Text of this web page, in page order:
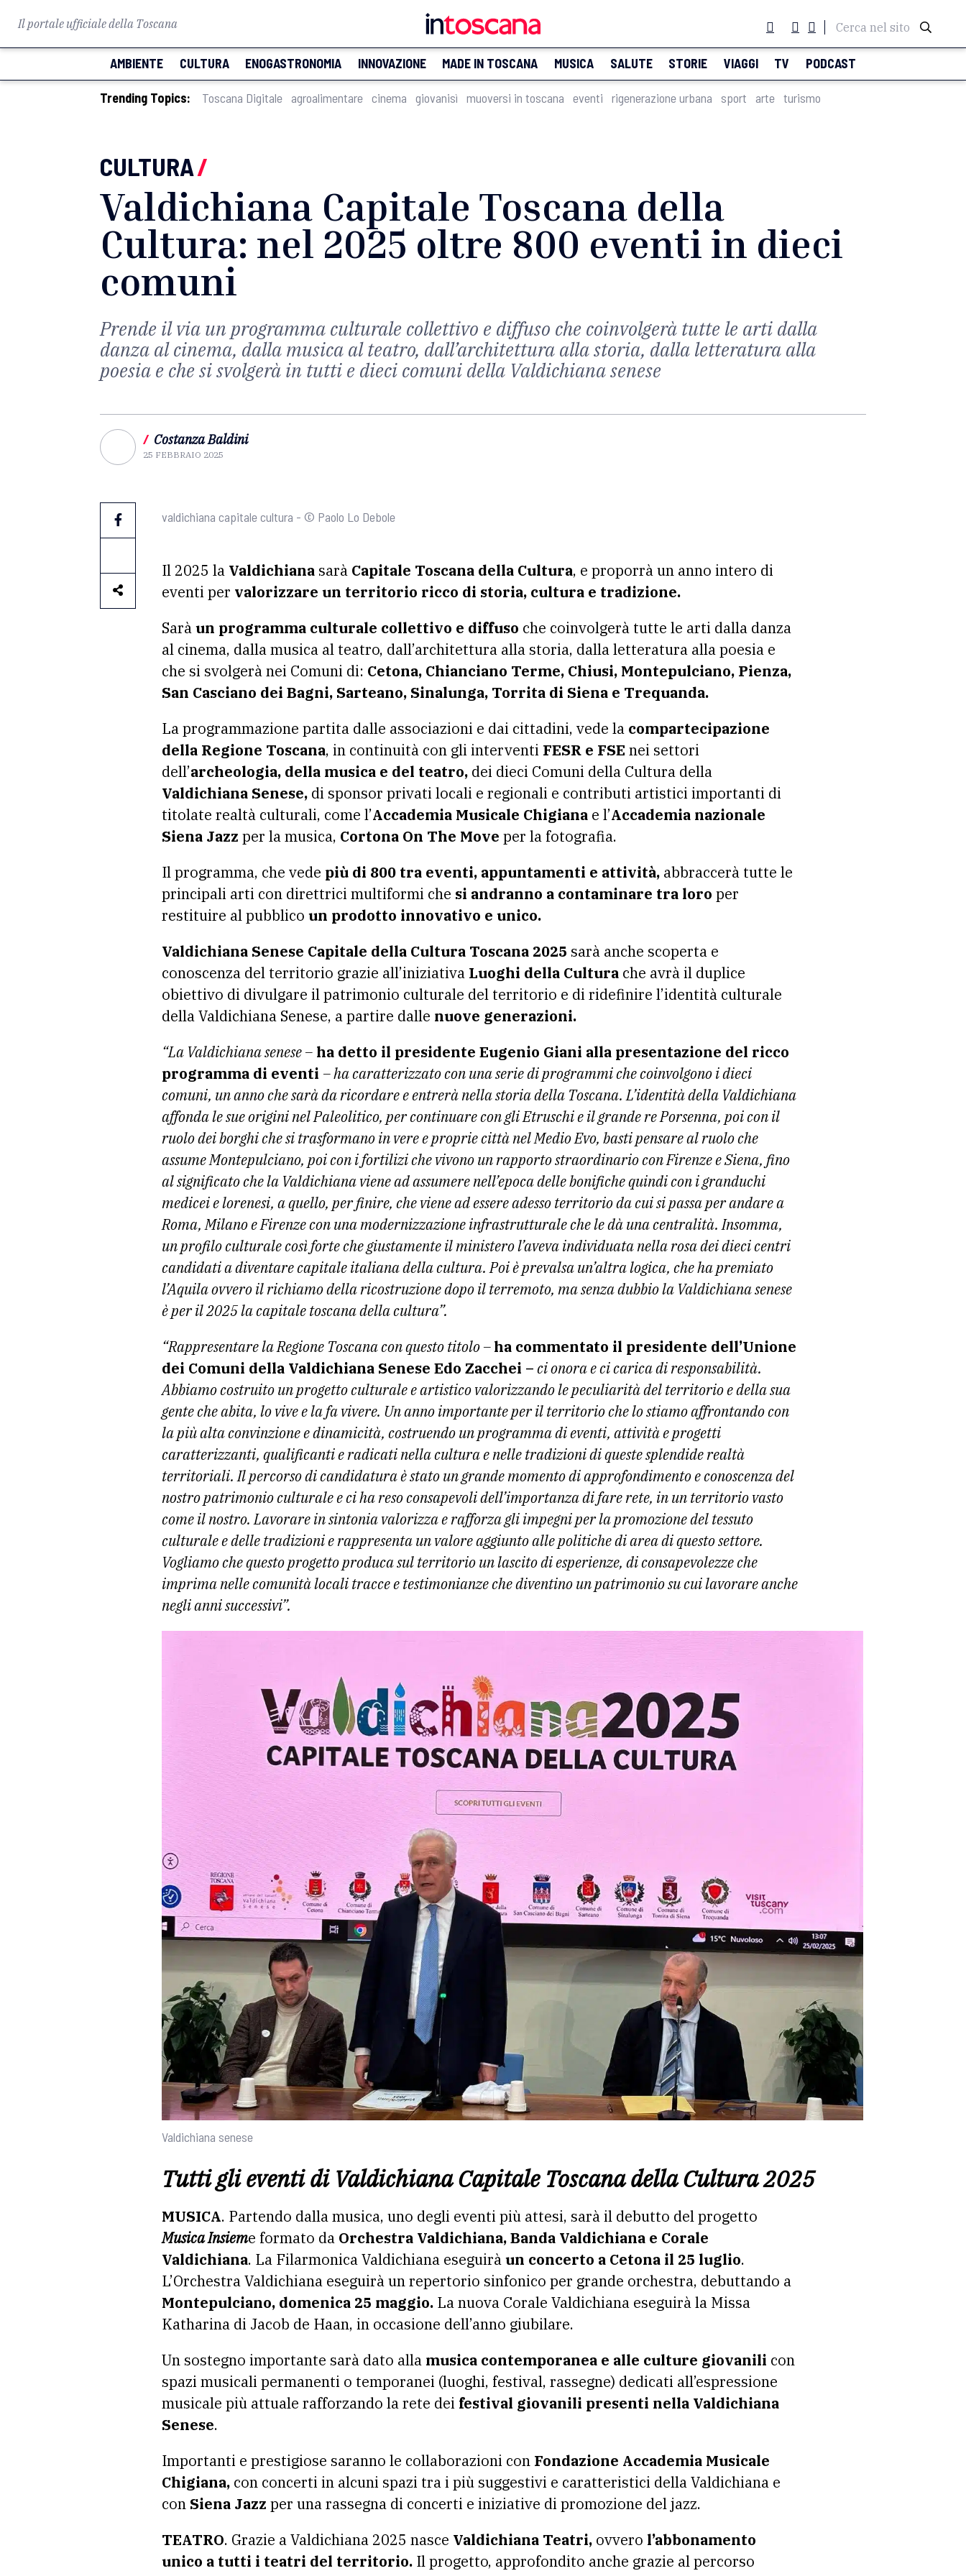
Il portale ufficiale della Toscana Cerca nel sito
AMBIENTE CULTURA ENOGASTRONOMIA INNOVAZIONE MADE IN TOSCANA MUSICA SALUTE STORIE VIAGGI TV PODCAST
Trending Topics: Toscana Digitale agroalimentare cinema giovanisì muoversi in toscana eventi rigenerazione urbana sport arte turismo
CULTURA/
Valdichiana Capitale Toscana della
Cultura: nel 2025 oltre 800 eventi in dieci
comuni
Prende il via un programma culturale collettivo e diffuso che coinvolgerà tutte le arti dalla
danza al cinema, dalla musica al teatro, dall’architettura alla storia, dalla letteratura alla
poesia e che si svolgerà in tutti e dieci comuni della Valdichiana senese
/ Costanza Baldini
25 FEBBRAIO 2025
valdichiana capitale cultura - © Paolo Lo Debole
Il 2025 la Valdichiana sarà Capitale Toscana della Cultura, e proporrà un anno intero di
eventi per valorizzare un territorio ricco di storia, cultura e tradizione.
Saràun programma culturale collettivo e diffuso che coinvolgerà tutte le arti dalla danza
al cinema, dalla musica al teatro, dall’architettura alla storia, dalla letteratura alla poesia e
che si svolgerà nei Comuni di: Cetona, Chianciano Terme, Chiusi, Montepulciano, Pienza,
San Casciano dei Bagni, Sarteano, Sinalunga, Torrita di Siena e Trequanda.
La programmazione partita dalle associazioni e dai cittadini, vede la compartecipazione
della Regione Toscana, in continuità con gli interventi FESR e FSE nei settori
dell’archeologia, della musica e del teatro, dei dieci Comuni della Cultura della
Valdichiana Senese, di sponsor privati locali e regionali e contributi artistici importanti di
titolate realtà culturali, come l’Accademia Musicale Chigiana e l’Accademia nazionale
Siena Jazz per la musica, Cortona On The Move per la fotografia.
Il programma, che vede più di 800 tra eventi, appuntamenti e attività, abbraccerà tutte le
principali arti con direttrici multiformi che si andranno a contaminare tra loro per
restituire al pubblico un prodotto innovativo e unico.
Valdichiana Senese Capitale della Cultura Toscana 2025 sarà anche scoperta e
conoscenza del territorio grazie all’iniziativa Luoghi della Cultura che avrà il duplice
obiettivo di divulgare il patrimonio culturale del territorio e di ridefinire l’identità culturale
della Valdichiana Senese, a partire dalle nuove generazioni.
“La Valdichiana senese – ha detto il presidente Eugenio Giani alla presentazione del ricco
programma di eventi – ha caratterizzato con una serie di programmi che coinvolgono i dieci
comuni, un anno che sarà da ricordare e entrerà nella storia della Toscana. L’identità della Valdichiana
affonda le sue origini nel Paleolitico, per continuare con gli Etruschi e il grande re Porsenna, poi con il
ruolo dei borghi che si trasformano in vere e proprie città nel Medio Evo, basti pensare al ruolo che
assume Montepulciano, poi con i fortilizi che vivono un rapporto straordinario con Firenze e Siena, fino
al significato che la Valdichiana viene ad assumere nell’epoca delle bonifiche quindi con i granduchi
medicei e lorenesi, a quello, per finire, che viene ad essere adesso territorio da cui si passa per andare a
Roma, Milano e Firenze con una modernizzazione infrastrutturale che le dà una centralità. Insomma,
un profilo culturale così forte che giustamente il ministero l’aveva individuata nella rosa dei dieci centri
candidati a diventare capitale italiana della cultura. Poi è prevalsa un’altra logica, che ha premiato
l’Aquila ovvero il richiamo della ricostruzione dopo il terremoto, ma senza dubbio la Valdichiana senese
è per il 2025 la capitale toscana della cultura”.
“Rappresentare la Regione Toscana con questo titolo –ha commentato il presidente dell’Unione
dei Comuni della Valdichiana Senese Edo Zacchei –ci onora e ci carica di responsabilità.
Abbiamo costruito un progetto culturale e artistico valorizzando le peculiarità del territorio e della sua
gente che abita, lo vive e la fa vivere. Un anno importante per il territorio che lo stiamo affrontando con
la più alta convinzione e dinamicità, costruendo un programma di eventi, attività e progetti
caratterizzanti, qualificanti e radicati nella cultura e nelle tradizioni di queste splendide realtà
territoriali. Il percorso di candidatura è stato un grande momento di approfondimento e conoscenza del
nostro patrimonio culturale e ci ha reso consapevoli dell’importanza di fare rete, in un territorio vasto
come il nostro. Lavorare in sintonia valorizza e rafforza gli impegni per la promozione del tessuto
culturale e delle tradizioni e rappresenta un valore aggiunto alle politiche di area di questo settore.
Vogliamo che questo progetto produca sul territorio un lascito di esperienze, di consapevolezze che
imprima nelle comunità locali tracce e testimonianze che diventino un patrimonio su cui lavorare anche
negli anni successivi”.
Valdichiana senese
Tutti gli eventi di Valdichiana Capitale Toscana della Cultura 2025
MUSICA. Partendo dalla musica, uno degli eventi più attesi, sarà il debutto del progetto
Musica Insieme formato da Orchestra Valdichiana, Banda Valdichiana e Corale
Valdichiana. La Filarmonica Valdichiana eseguiràun concerto a Cetona il 25 luglio.
L’Orchestra Valdichiana eseguirà un repertorio sinfonico per grande orchestra, debuttando a
Montepulciano, domenica 25 maggio. La nuova Corale Valdichiana eseguirà la Missa
Katharina di Jacob de Haan, in occasione dell’anno giubilare.
Un sostegno importante sarà dato alla musica contemporanea e alle culture giovanili con
spazi musicali permanenti o temporanei (luoghi, festival, rassegne) dedicati all’espressione
musicale più attuale rafforzando la rete dei festival giovanili presenti nella Valdichiana
Senese.
Importanti e prestigiose saranno le collaborazioni con Fondazione Accademia Musicale
Chigiana, con concerti in alcuni spazi tra i più suggestivi e caratteristici della Valdichiana e
con Siena Jazz per una rassegna di concerti e iniziative di promozione del jazz.
TEATRO. Grazie a Valdichiana 2025 nasce Valdichiana Teatri, ovvero l’abbonamento
unico a tutti i teatri del territorio. Il progetto, approfondito anche grazie al percorso